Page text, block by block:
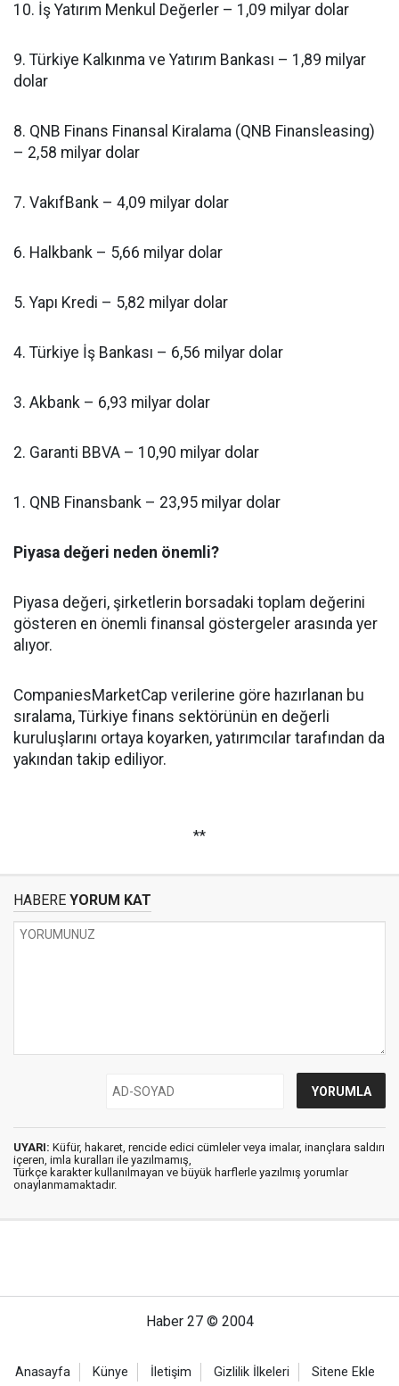
10. İş Yatırım Menkul Değerler – 1,09 milyar dolar
9. Türkiye Kalkınma ve Yatırım Bankası – 1,89 milyar
dolar
8. QNB Finans Finansal Kiralama (QNB Finansleasing)
– 2,58 milyar dolar
7. VakıfBank – 4,09 milyar dolar
6. Halkbank – 5,66 milyar dolar
5. Yapı Kredi – 5,82 milyar dolar
4. Türkiye İş Bankası – 6,56 milyar dolar
3. Akbank – 6,93 milyar dolar
2. Garanti BBVA – 10,90 milyar dolar
1. QNB Finansbank – 23,95 milyar dolar
Piyasa değeri neden önemli?
Piyasa değeri, şirketlerin borsadaki toplam değerini
gösteren en önemli finansal göstergeler arasında yer
alıyor.
CompaniesMarketCap verilerine göre hazırlanan bu
sıralama, Türkiye finans sektörünün en değerli
kuruluşlarını ortaya koyarken, yatırımcılar tarafından da
yakından takip ediliyor.
**
HABERE YORUM KAT
UYARI: Küfür, hakaret, rencide edici cümleler veya imalar, inançlara saldırı
içeren, imla kuralları ile yazılmamış,
Türkçe karakter kullanılmayan ve büyük harflerle yazılmış yorumlar
onaylanmamaktadır.
Haber 27 © 2004
Anasayfa Künye İletişim Gizlilik İlkeleri Sitene Ekle